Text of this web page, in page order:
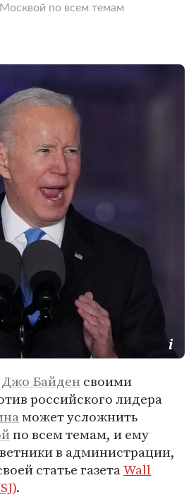
по всем темам
Джо Байден своими
российского лидера
может усложнить
по всем темам, и ему
в администрации,
статье газетаWall
.